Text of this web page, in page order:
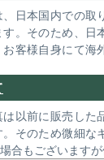
日本国内での取
。そのため、日
客様自身にて海
以前に販売した
そのため微細な
合もございますが